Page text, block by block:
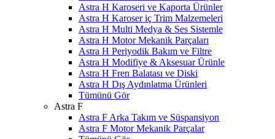
Astra H Karoseri ve Kaporta Ürünler
Astra H Karoser iç Trim Malzemeleri
Astra H Multi Medya & Ses Sistemle
Astra H Motor Mekanik Parçaları
Astra H Periyodik Bakım ve Filtre
Astra H Modifiye & Aksesuar Ürünle
Astra H Fren Balatası ve Diski
Astra H Dış Aydınlatma Ürünleri
Tümünü Gör
Astra F
Astra F Arka Takım ve Süspansiyon
Astra F Motor Mekanik Parçalar